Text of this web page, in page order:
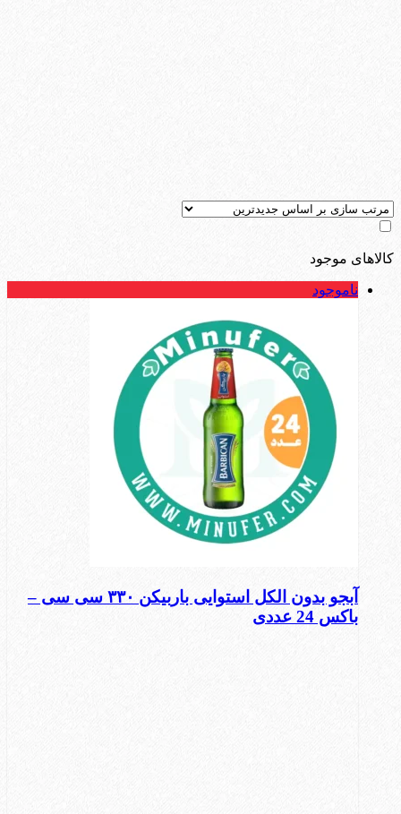
کالاهای موجود
ناموجود
آبجو بدون الکل استوایی باربیکن ۳۳۰ سی سی –
باکس 24 عددی